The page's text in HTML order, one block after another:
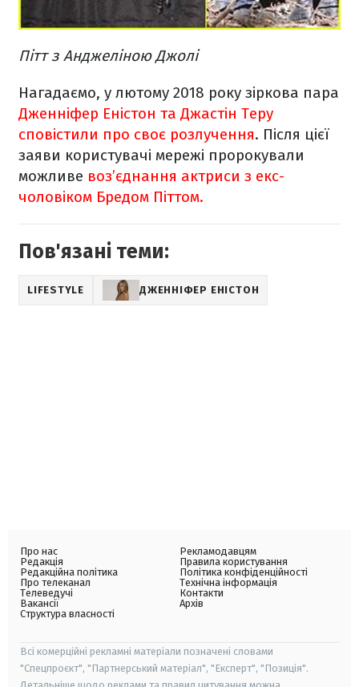
Пітт з Анджеліною Джолі
Нагадаємо, у лютому 2018 року зіркова пара
Дженніфер Еністон та Джастін Теру
сповістили про своє розлучення. Після цієї
заяви користувачі мережі пророкували
можливе воз’єднання актриси з екс-
чоловіком Бредом Піттом.
Пов'язані теми:
LIFESTYLE ДЖЕННІФЕР ЕНІСТОН
Про нас
Редакція
Редакційна політика
Про телеканал
Телеведучі
Вакансії
Структура власності
Рекламодавцям
Правила користування
Політика конфіденційності
Технічна інформація
Контакти
Архів
Всі комерційні рекламні матеріали позначені словами
"Спецпроєкт", "Партнерський матеріал", "Експерт", "Позиція".